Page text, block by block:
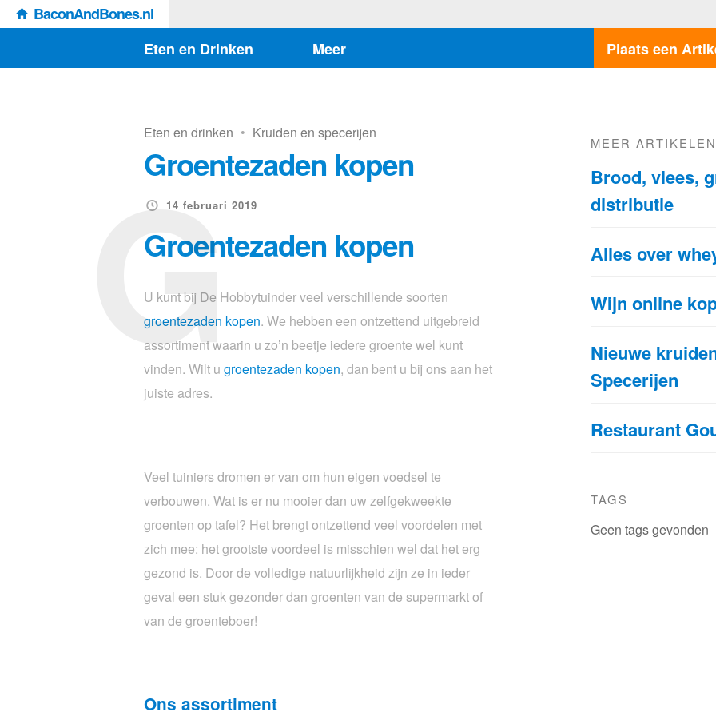
BaconAndBones.nl
Eten en Drinken
Meer Plaats een
Eten en drinken • Kruiden en specerijen
Groentezaden kopen
14 februari 2019
G
Groentezaden kopen
U kunt bij De Hobbytuinder veel verschillende soorten
groentezaden kopen. We hebben een ontzettend uitgebreid
assortiment waarin u zo’n beetje iedere groente wel kunt
vinden. Wilt u groentezaden kopen, dan bent u bij ons aan het
juiste adres.
Veel tuiniers dromen er van om hun eigen voedsel te
verbouwen. Wat is er nu mooier dan uw zelfgekweekte
groenten op tafel? Het brengt ontzettend veel voordelen met
zich mee: het grootste voordeel is misschien wel dat het erg
gezond is. Door de volledige natuurlijkheid zijn ze in ieder
geval een stuk gezonder dan groenten van de supermarkt of
van de groenteboer!
Ons assortiment
MEER
Brood, vlees,
distributie
Alles over
Wijn online
Nieuwe
Specerijen
Restaurant
TAGS
Geen tags gevonden